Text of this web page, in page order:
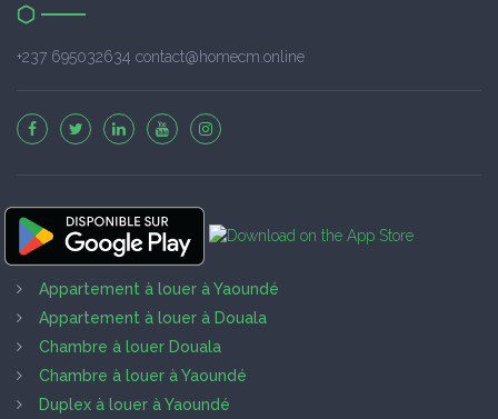
+237 695032634 contact@homecm.online
Appartement à louer à Yaoundé
Appartement à louer à Douala
Chambre à louer Douala
Chambre à louer à Yaoundé
Duplex à louer à Yaoundé